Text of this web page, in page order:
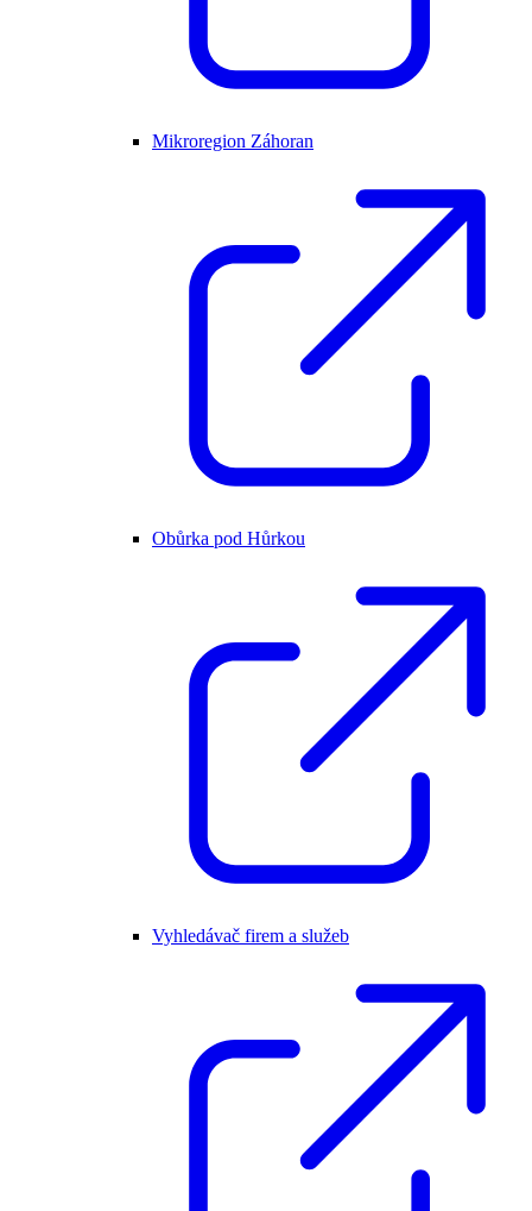
Mikroregion Záhoran
Obůrka pod Hůrkou
Vyhledávač firem a služeb